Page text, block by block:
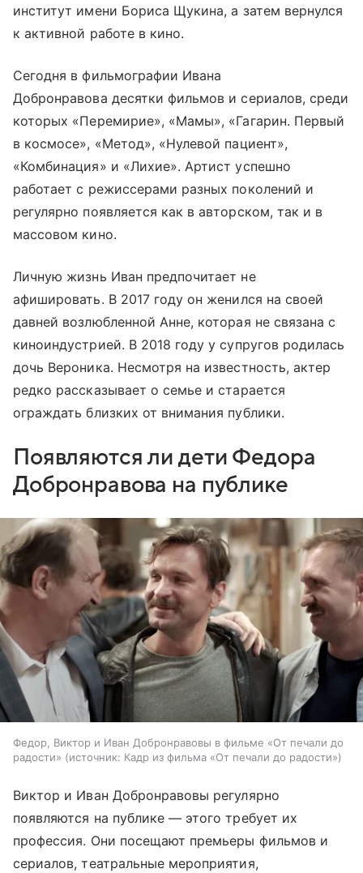
институт имени Бориса Щукина, а затем вернулся
к активной работе в кино.
Сегодня в фильмографии Ивана
Добронравова десятки фильмов и сериалов, среди
которых «Перемирие», «Мамы», «Гагарин. Первый
в космосе», «Метод», «Нулевой пациент»,
«Комбинация» и «Лихие». Артист успешно
работает с режиссерами разных поколений и
регулярно появляется как в авторском, так и в
массовом кино.
Личную жизнь Иван предпочитает не
афишировать. В 2017 году он женился на своей
давней возлюбленной Анне, которая не связана с
киноиндустрией. В 2018 году у супругов родилась
дочь Вероника. Несмотря на известность, актер
редко рассказывает о семье и старается
ограждать близких от внимания публики.
Появляются ли дети Федора
Добронравова на публике
Федор, Виктор и Иван Добронравовы в фильме «От печали до
радости»
источник: Кадр из фильма «От печали до радости»
Виктор и Иван Добронравовы регулярно
появляются на публике — этого требует их
профессия. Они посещают премьеры фильмов и
сериалов, театральные мероприятия,